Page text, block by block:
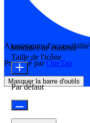
Ajustements d'accessibilité
Propulsé parOneTap
Masquer la barre d'outils
Modules de contenu
Taille de l'icône
Par défaut